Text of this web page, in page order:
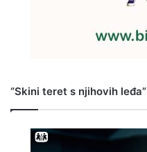
“Skini teret s njihovih leđa”